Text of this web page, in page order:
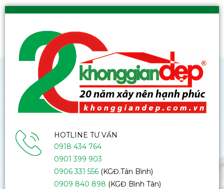
HOTLINE TƯ VẤN
0918 434 764
0901 399 903
0906 331 556(KGĐ.Tân Bình)
0909 840 898 (KGĐ Bình Tân)